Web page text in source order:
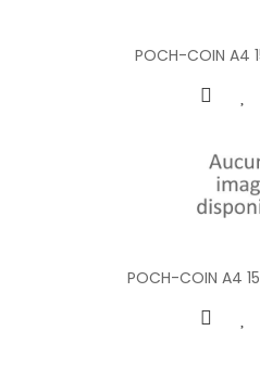
POCH-COIN A4
POCH-COIN A4